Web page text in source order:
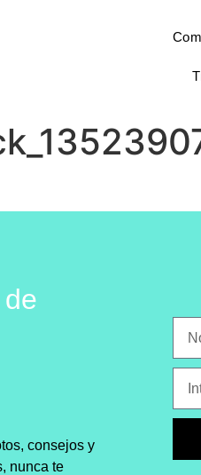
consejos y
nunca te